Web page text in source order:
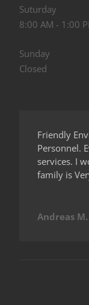
Suturday
8:00 AM - 1:00
Sunday
Closed
Friendly
Personnel.
services. I
family is
Andreas M.